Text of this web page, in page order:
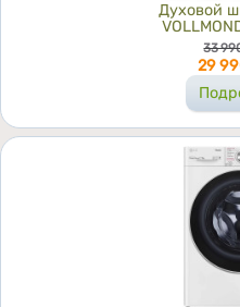
Духовой
Цена
33
29